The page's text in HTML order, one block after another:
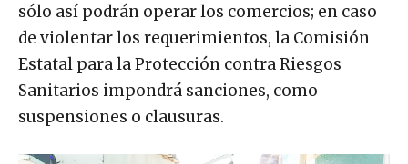
sólo así podrán operar los comercios; en caso
de violentar los requerimientos, la Comisión
Estatal para la Protección contra Riesgos
Sanitarios impondrá sanciones, como
suspensiones o clausuras.